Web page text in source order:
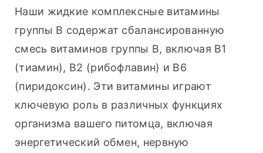
Наши жидкие комплексные витамины
группы В содержат сбалансированную
смесь витаминов группы В, включая В1
(тиамин), В2 (рибофлавин) и В6
(пиридоксин). Эти витамины играют
ключевую роль в различных функциях
организма вашего питомца, включая
энергетический обмен, нервную